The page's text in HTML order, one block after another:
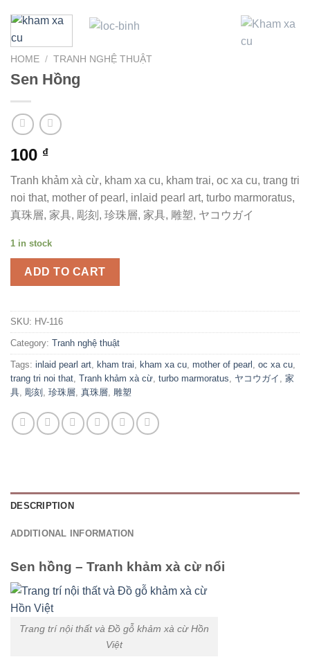
HOME / TRANH NGHỆ THUẬT
Sen Hồng
100 ₫
Tranh khảm xà cừ, kham xa cu, kham trai, oc xa cu, trang tri
noi that, mother of pearl, inlaid pearl art, turbo marmoratus,
真珠層, 家具, 彫刻, 珍珠層, 家具, 雕塑, ヤコウガイ
1 in stock
ADD TO CART
SKU: HV-116
Category: Tranh nghệ thuật
Tags: inlaid pearl art, kham trai, kham xa cu, mother of pearl , oc xa cu,
trang tri noi that, Tranh khảm xà cừ, turbo marmoratus, ヤコウガイ , 家
具, 彫刻 , 珍珠層, 真珠層, 雕塑
DESCRIPTION
ADDITIONAL INFORMATION
Sen hồng – Tranh khảm xà cừ nổi
Trang trí nội thất và Đồ gỗ khảm xà cừ Hồn
Việt